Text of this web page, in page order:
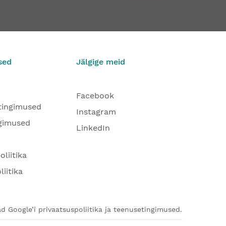
Jälgige meid
Facebook
Instagram
LinkedIn
Google’i privaatsuspoliitika ja teenusetingimused.